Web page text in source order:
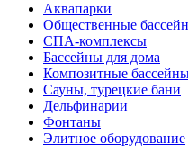
Аквапарки
Общественные
СПА-комплексы
Бассейны для дома
Композитные
Сауны, турецкие бани
Дельфинарии
Фонтаны
Элитное оборудование